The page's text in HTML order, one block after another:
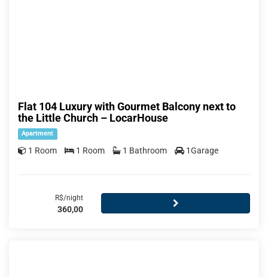
Flat 104 Luxury with Gourmet Balcony next to
the Little Church – LocarHouse
Apartment
1 Room 1 Room 1 Bathroom 1Garage
R$/night
360,00